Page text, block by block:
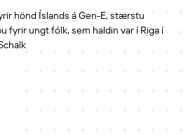
hönd Íslands á Gen-E, stærstu
fyrir ungt fólk, sem haldin var í Riga í